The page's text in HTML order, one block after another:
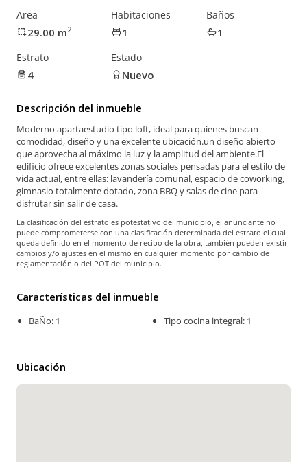
Area
29.00 m2
Habitaciones
1
Baños
1
Estrato
4
Estado
Nuevo
Descripción del inmueble
Moderno apartaestudio tipo loft, ideal para quienes buscan
comodidad, diseño y una excelente ubicación.un diseño abierto
que aprovecha al máximo la luz y la amplitud del ambiente.El
edificio ofrece excelentes zonas sociales pensadas para el estilo de
vida actual, entre ellas: lavandería comunal, espacio de coworking,
gimnasio totalmente dotado, zona BBQ y salas de cine para
disfrutar sin salir de casa.
La clasificación del estrato es potestativo del municipio, el anunciante no
puede comprometerse con una clasificación determinada del estrato el cual
queda definido en el momento de recibo de la obra, también pueden existir
cambios y/o ajustes en el mismo en cualquier momento por cambio de
reglamentación o del POT del municipio.
Características del inmueble
BaÑo: 1 Tipo cocina integral: 1
Ubicación